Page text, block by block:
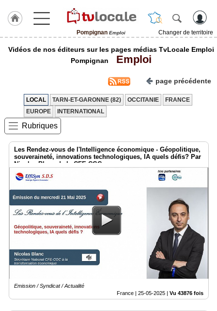
Pompignan Emploi
Changer de territoire
J'adhère
TvLocale
France
Accueil
RUBRIQUES
Agenda
Gazette
Vidéos
Médias
groupe
annuaire
Vidéos de nos éditeurs sur les pages médias TvLocale Emploi
Pompignan
Emploi
page précédente
LOCAL TARN-ET-GARONNE (82) OCCITANIE
FRANCE
EUROPE
INTERNATIONAL
Rubriques
Les Rendez-vous de l'Intelligence économique - Géopolitique,
souveraineté, innovations technologiques, IA quels défis? Par
Nicolas Blanc de la CFE-CGC
Emission / Syndicat / Actualité
France | 25-05-2025 Vu 43876 fois